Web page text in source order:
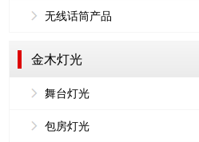
无线话筒产品
金木灯光
舞台灯光
包房灯光